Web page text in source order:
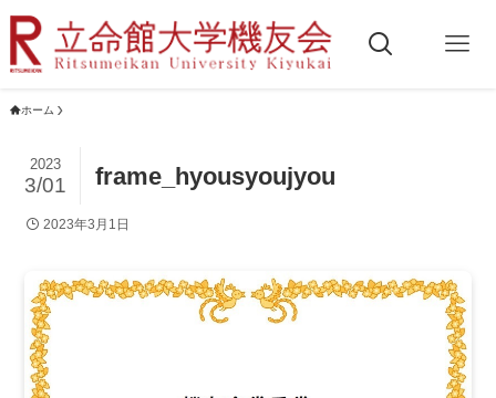
ホーム
frame_hyousyoujyou
2023
3/01
2023年3月1日